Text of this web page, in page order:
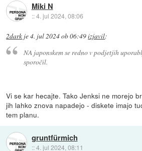
Miki N
::4. jul 2024, 08:06
2dark je4. jul 2024 ob 06:49izjavil:
NA japonskem se redno v podjetjih
sporočil.
Vi se kar hecajte. Tako Jenksi ne morejo
jih lahko znova napadejo - diskete imajo
tem planu.
gruntfürmich
::4. jul 2024, 08:11